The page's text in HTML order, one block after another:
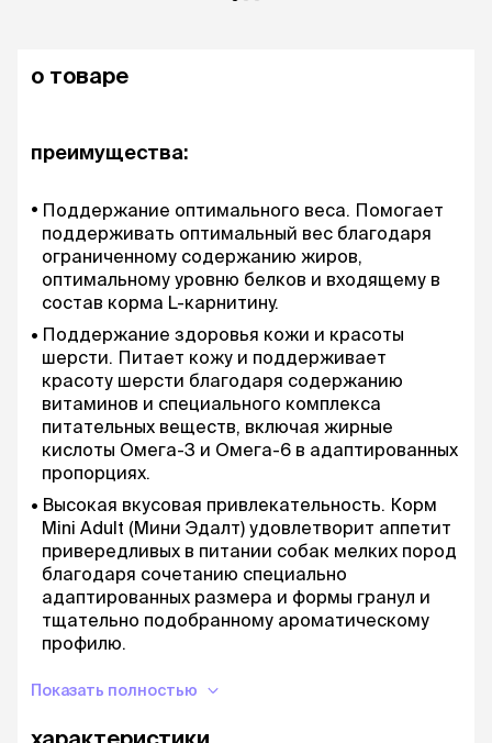
о товаре
преимущества:
Поддержание оптимального веса. Помогает
поддерживать оптимальный вес благодаря
ограниченному содержанию жиров,
оптимальному уровню белков и входящему в
состав корма L-карнитину.
Поддержание здоровья кожи и красоты
шерсти. Питает кожу и поддерживает
красоту шерсти благодаря содержанию
витаминов и специального комплекса
питательных веществ, включая жирные
кислоты Омега-3 и Омега-6 в адаптированных
пропорциях.
Высокая вкусовая привлекательность. Корм
Mini Adult (Мини Эдалт) удовлетворит аппетит
привередливых в питании собак мелких пород
благодаря сочетанию специально
адаптированных размера и формы гранул и
тщательно подобранному ароматическому
профилю.
способствует поддержанию здоровья зубов и
Показать полностью